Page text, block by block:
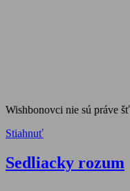
Wishbonovci nie sú práve
Stiahnuť
Sedliacky rozum